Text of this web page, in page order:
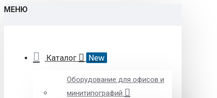
МЕНЮ
Каталог New
Оборудование для офисов и
минитипографий